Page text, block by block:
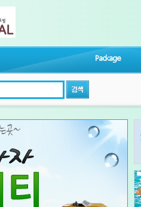
Package
검색